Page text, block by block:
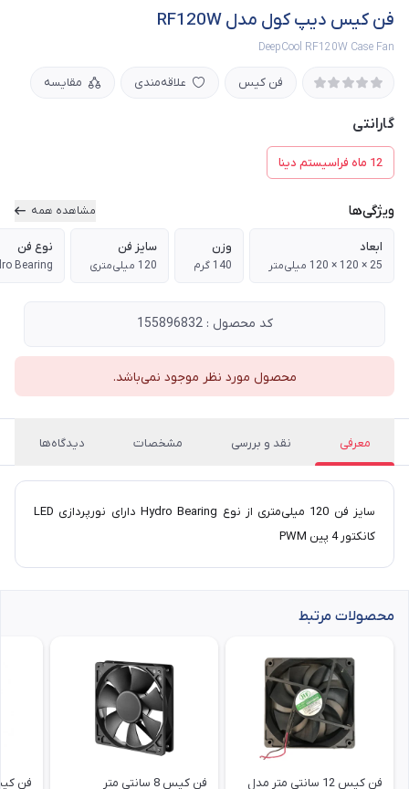
فن کیس دیپ کول مدل RF120W
DeepCool RF120W Case Fan
فن کیس علاقه‌مندی مقایسه
گارانتی
12 ماه فراسیستم دینا
ویژگی‌ها مشاهده همه
ابعاد
25 × 120 × 120 میلی‌متر
وزن
140 گرم
سایز فن
120 میلی‌متری
نوع فن
Bearing
کد محصول : 155896832
محصول مورد نظر موجود نمی‌باشد.
معرفی نقد و بررسی مشخصات دیدگاه‌ها
سایز فن 120 میلی‌متری از نوع Hydro Bearing دارای نورپردازی LED
کانکتور 4 پین PWM
محصولات مرتبط
فن کیس 12 سانتی متر مدل
فن کیس 8 سانتی متر